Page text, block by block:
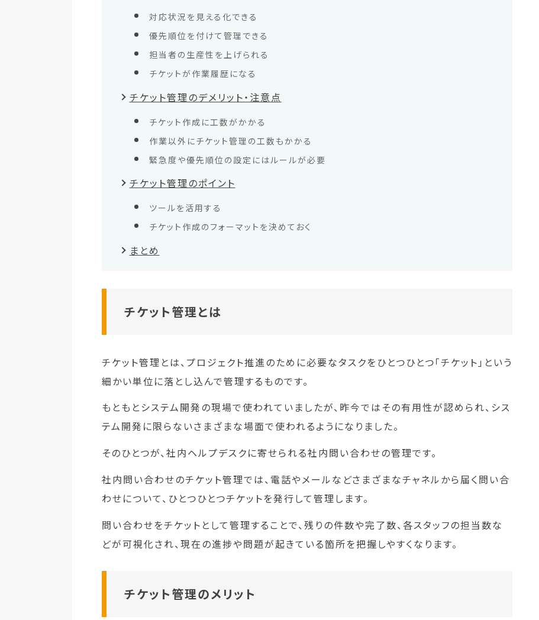
対応状況を見える化できる
優先順位を付けて管理できる
担当者の生産性を上げられる
チケットが作業履歴になる
チケット管理のデメリット・注意点
チケット作成に工数がかかる
作業以外にチケット管理の工数もかかる
緊急度や優先順位の設定にはルールが必要
チケット管理のポイント
ツールを活用する
チケット作成のフォーマットを決めておく
まとめ
チケット管理とは
チケット管理とは、プロジェクト推進のために必要なタスクをひとつひとつ「チケット」という
細かい単位に落とし込んで管理するものです。
もともとシステム開発の現場で使われていましたが、昨今ではその有用性が認められ、シス
テム開発に限らないさまざまな場面で使われるようになりました。
そのひとつが、社内ヘルプデスクに寄せられる社内問い合わせの管理です。
社内問い合わせのチケット管理では、電話やメールなどさまざまなチャネルから届く問い合
わせについて、ひとつひとつチケットを発行して管理します。
問い合わせをチケットとして管理することで、残りの件数や完了数、各スタッフの担当数な
どが可視化され、現在の進捗や問題が起きている箇所を把握しやすくなります。
チケット管理のメリット